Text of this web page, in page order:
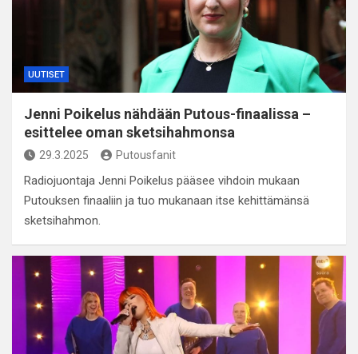
UUTISET
Jenni Poikelus nähdään Putous-finaalissa –
esittelee oman sketsihahmonsa
29.3.2025 Putousfanit
Radiojuontaja Jenni Poikelus pääsee vihdoin mukaan
Putouksen finaaliin ja tuo mukanaan itse kehittämänsä
sketsihahmon.